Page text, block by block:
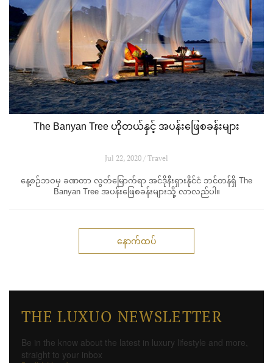
The Banyan Tree ဟိုတယ်နှင့် အပန်းဖြေစခန်းများ
Jul 22, 2020 / Travel
နေ့စဉ်ဘဝမှ ခဏတာ လွတ်မြောက်ရာ အင်ဒိုနီးရှားနိုင်ငံ ဘင်တန်ရှိ The
Banyan Tree အပန်းဖြေစခန်းများသို့ လာလည်ပါ။
နောက်ထပ်
THE LUXUO NEWSLETTER
Be in the know about the latest in luxury lifestyle and more,
straight to your inbox